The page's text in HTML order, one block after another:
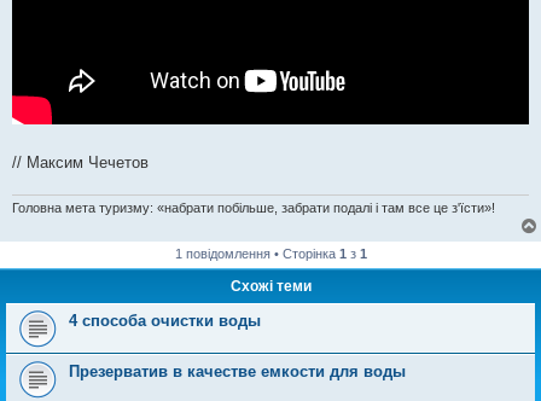
// Максим Чечетов
Головна мета туризму: «набрати побільше, забрати подалі і там все це з'їсти»!
1 повідомлення • Сторінка 1 з 1
Схожі теми
4 способа очистки воды
Презерватив в качестве емкости для воды